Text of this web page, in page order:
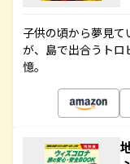
子供の頃から夢見
が、島で出合うト
憶。